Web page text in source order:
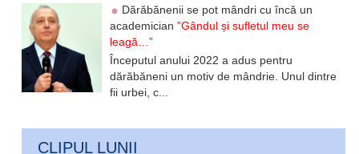
Dărăbănenii se pot mândri cu încă un
academician”Gândul și sufletul meu se
leagă…”
Începutul anului 2022 a adus pentru
dărăbăneni un motiv de mândrie. Unul dintre
fii urbei, c...
CLIPUL LUNII